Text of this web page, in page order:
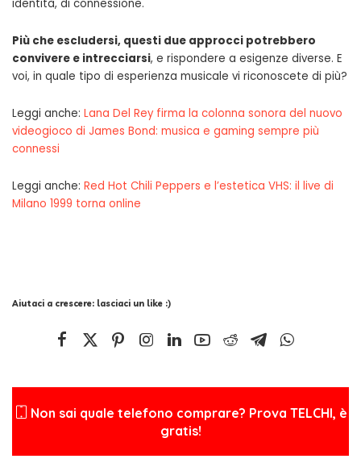
identità, di connessione.
Più che escludersi, questi due approcci potrebbero
convivere e intrecciarsi, e rispondere a esigenze diverse. E
voi, in quale tipo di esperienza musicale vi riconoscete di più?
Leggi anche: Lana Del Rey firma la colonna sonora del nuovo
videogioco di James Bond: musica e gaming sempre più
connessi
Leggi anche: Red Hot Chili Peppers e l’estetica VHS: il live di
Milano 1999 torna online
Aiutaci a crescere: lasciaci un like :)
Non sai quale telefono comprare? Prova TELCHI, è
gratis!